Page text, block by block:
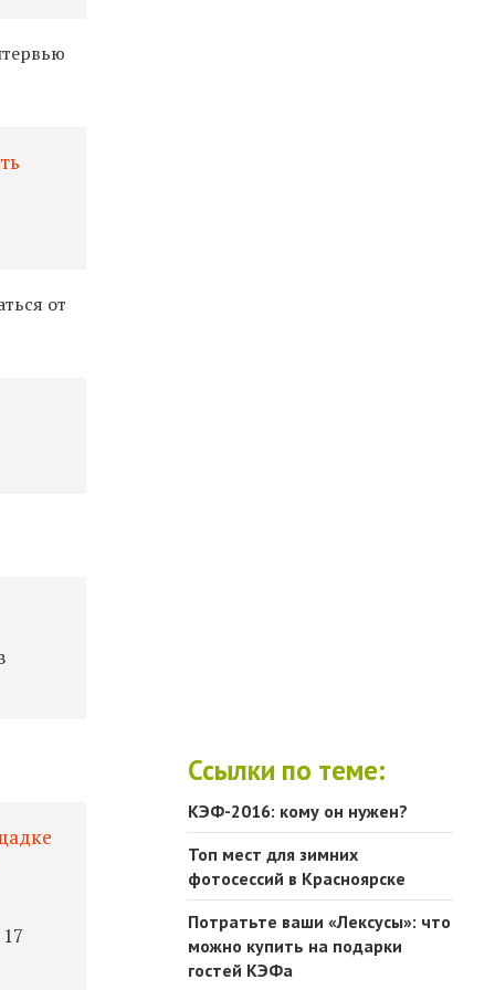
от
Ссылки по теме:
КЭФ-2016: кому он нужен?
Топ мест для зимних
фотосессий в Красноярске
Потратьте ваши «Лексусы»: что
можно купить на подарки
гостей КЭФа